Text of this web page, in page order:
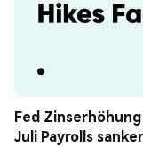
Fed
Juli Payrolls